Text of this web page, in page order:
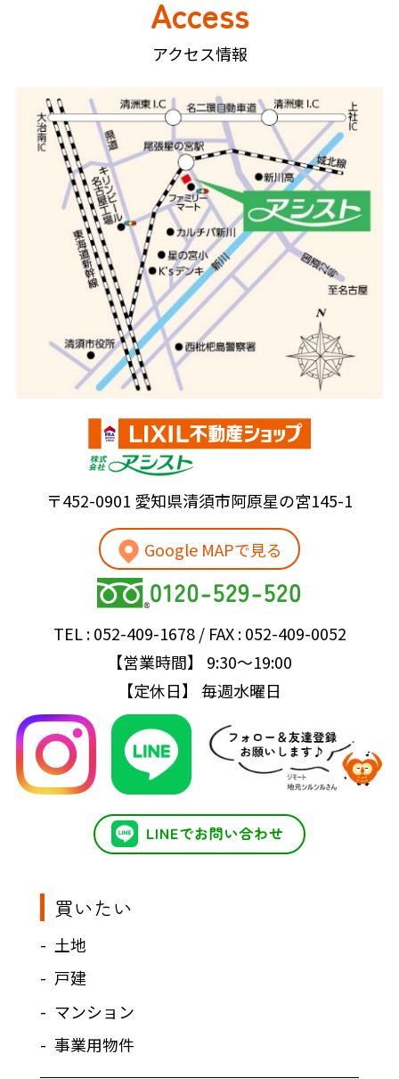
Access
アクセス情報
〒452-0901 愛知県清須市阿原星の宮145-1
Google MAPで見る
TEL : 052-409-1678 / FAX : 052-409-0052
【営業時間】 9:30～19:00
【定休日】 毎週水曜日
買いたい
土地
戸建
マンション
事業用物件